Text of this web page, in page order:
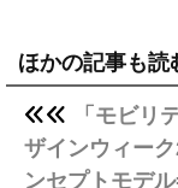
ほかの記事も読
「モビリ
ザインウィー
ンセプトモデ